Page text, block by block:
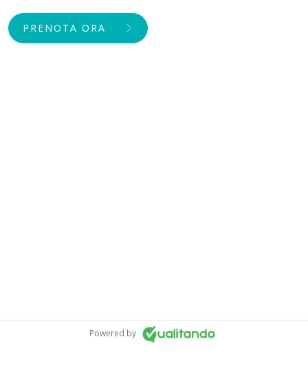
PRENOTA ORA
Powered by